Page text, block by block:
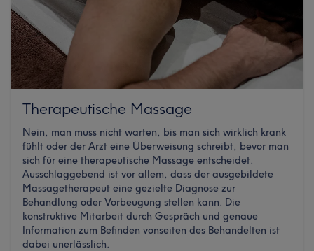
Therapeutische Massage
Nein, man muss nicht warten, bis man sich wirklich krank
fühlt oder der Arzt eine Überweisung schreibt, bevor man
sich für eine therapeutische Massage entscheidet.
Ausschlaggebend ist vor allem, dass der ausgebildete
Massagetherapeut eine gezielte Diagnose zur
Behandlung oder Vorbeugung stellen kann. Die
konstruktive Mitarbeit durch Gespräch und genaue
Information zum Befinden vonseiten des Behandelten ist
dabei unerlässlich.